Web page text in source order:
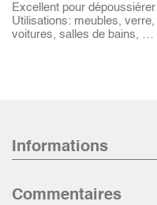
Excellent pour
Utilisations: meubles,
voitures, salles de bains, …
Informations
Commentaires